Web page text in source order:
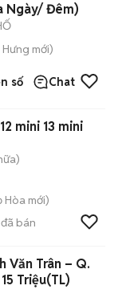
Ngày/ Đêm)
Hưng mới)
số Chat
mini 13 mini
Hòa mới)
đã bán
Văn Trân – Q.
Triệu(TL)